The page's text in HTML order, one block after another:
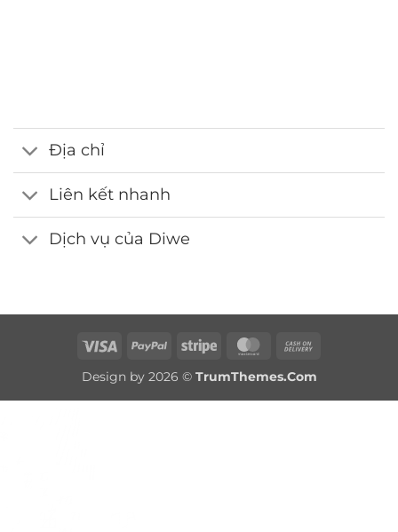
Địa chỉ
Liên kết nhanh
Dịch vụ của Diwe
Visa PayPal Stripe MasterCard
Delivery
Design by 2026 © TrumThemes.Com